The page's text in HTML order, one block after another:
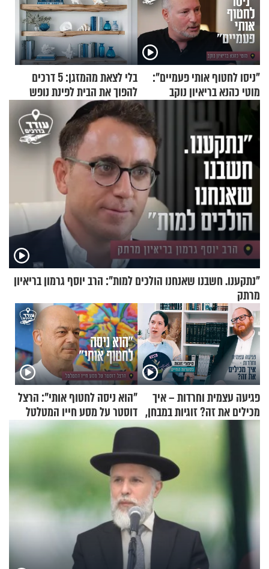
"ניסו לחטוף אותי פעמיים":
מוטי כהנא בריאיון נוקב
בלי לצאת מהמזגן: 5 דרכים
להפוך את הבית לפינת נופש
מעוצבת
"נתקענו. חשבנו שאנחנו הולכים למות": הרב יוסף גרמון בריאיון
מרתק
פגיעה עצמית וחרדות – איך
מכילים את זה? זוגיות במבחן,
הפעם עם יהודית ואלתר כהן
"הוא ניסה לחטוף אותי": הרצל
דוסטר על מסע חייו המטלטל